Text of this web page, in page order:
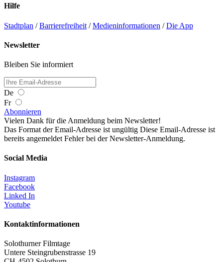
Hilfe
Stadtplan /Barrierefreiheit /Medieninformationen /Die App
Newsletter
Bleiben Sie informiert
De
Fr
Abonnieren
Vielen Dank für die Anmeldung beim Newsletter!
Das Format der Email-Adresse ist ungültig Diese Email-Adresse ist
bereits angemeldet Fehler bei der Newsletter-Anmeldung.
Social Media
Instagram
Facebook
Linked In
Youtube
Kontaktinformationen
Solothurner Filmtage
Untere Steingrubenstrasse 19